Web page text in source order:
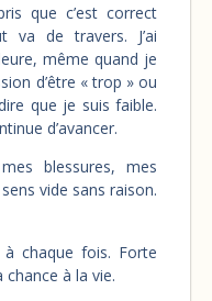
que c’est correct
va de travers. J’ai
même quand je
d’être « trop » ou
que je suis faible.
d’avancer.
blessures, mes
vide sans raison.
chaque fois. Forte
à la vie.